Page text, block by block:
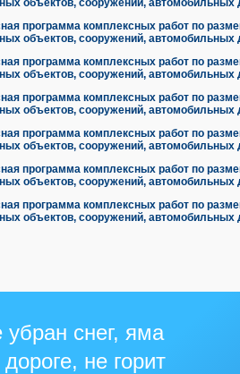
объектов, сооружений, автомобильных
программа комплексных работ по
объектов, сооружений, автомобильных
программа комплексных работ по
объектов, сооружений, автомобильных
программа комплексных работ по
объектов, сооружений, автомобильных
программа комплексных работ по
объектов, сооружений, автомобильных
программа комплексных работ по
объектов, сооружений, автомобильных
программа комплексных работ по
объектов, сооружений, автомобильных
убран снег, яма
не горит